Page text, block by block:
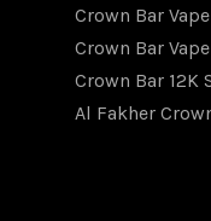
Crown Bar
Crown Bar
Crown Bar 12K
Al Fakher